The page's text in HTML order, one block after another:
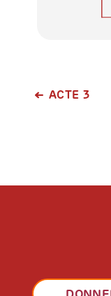
ACTE 3